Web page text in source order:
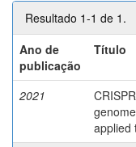
Resultado 1-1 de 1.
Ano de
publicação
Título
2021
applied